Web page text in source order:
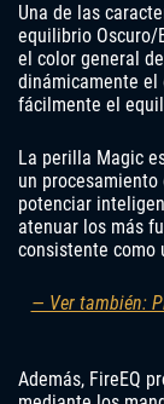
Una de las
equilibrio Oscuro/
el color general
dinámicamente el
fácilmente el
La perilla Magic
un
potenciar
atenuar los más
consistente como
— Ver también:
Además, FireEQ